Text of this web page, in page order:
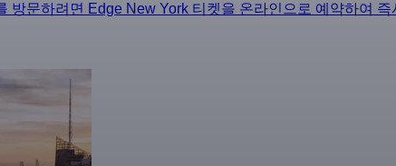
방문하려면 Edge New York 티켓을 온라인으로 예약하여